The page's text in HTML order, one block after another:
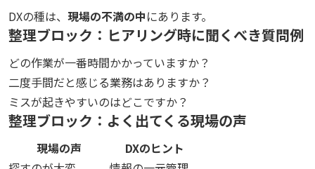
DXの種は、 現場の不満の中にあります。
整理ブロック：ヒアリング時に聞くべき質問例
どの作業が一番時間かかっていますか？
二度手間だと感じる業務はありますか？
ミスが起きやすいのはどこですか？
整理ブロック：よく出てくる現場の声
現場の声
DXのヒント